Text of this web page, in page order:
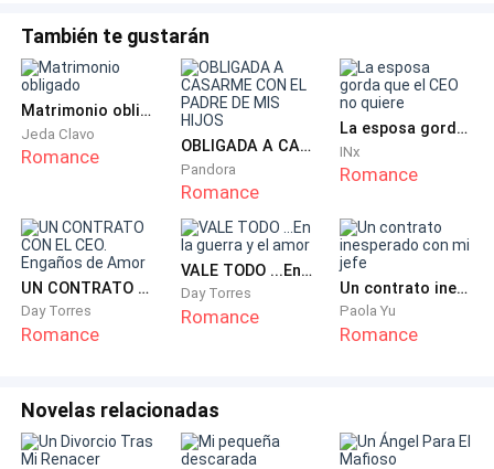
También te gustarán
Matrimonio obligado
Jeda Clavo
Romance OBLIGADA A CASARME CON EL PADRE DE MIS HIJOS
Pandora
Romance
La esposa gorda que el CEO no quiere
INx
Romance
UN CONTRATO CON EL CEO. Engaños de Amor
Day Torres
Romance
VALE TODO ...En la guerra y el amor
Day Torres
Romance
Un contrato inesperado con mi jefe
Paola Yu
Romance
Novelas relacionadas